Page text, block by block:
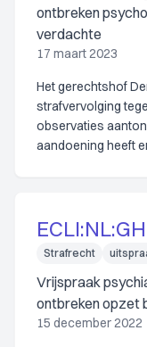
ontbreken
verdachte
17 maart 2023
Het gerechtshof
strafvervolging
observaties
aandoening heeft
Strafrecht
Vrijspraak
ontbreken opzet
15 december 2022